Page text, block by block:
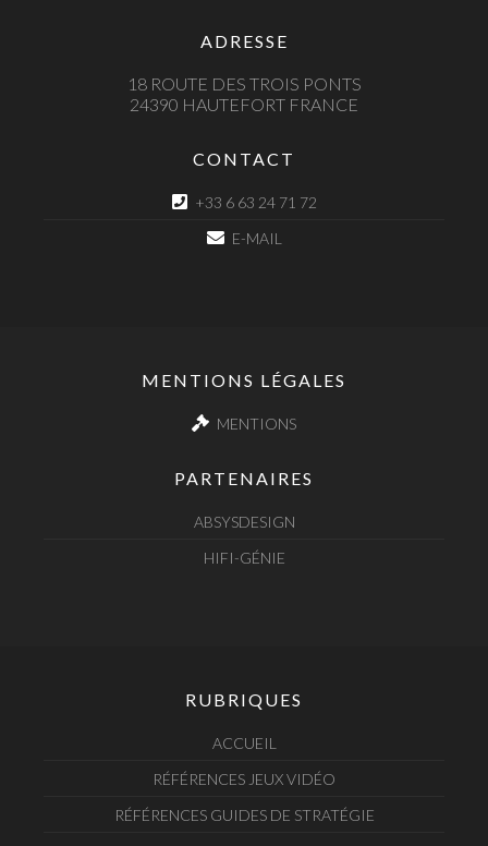
ADRESSE
18 ROUTE DES TROIS PONTS
24390 HAUTEFORT FRANCE
CONTACT
+33 6 63 24 71 72
E-MAIL
MENTIONS LÉGALES
MENTIONS
PARTENAIRES
ABSYSDESIGN
HIFI-GÉNIE
RUBRIQUES
ACCUEIL
RÉFÉRENCES JEUX VIDÉO
RÉFÉRENCES GUIDES DE STRATÉGIE